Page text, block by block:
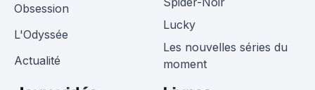
Obsession
L'Odyssée
Actualité
Lucky
Les nouvelles séries du
moment